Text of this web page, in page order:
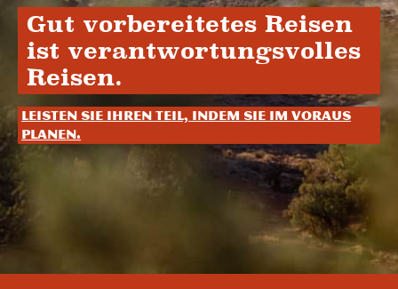
Gut vorbereitetes Reisen
ist verantwortungsvolles
Reisen.
Leisten Sie Ihren Teil, indem Sie im Voraus
planen.